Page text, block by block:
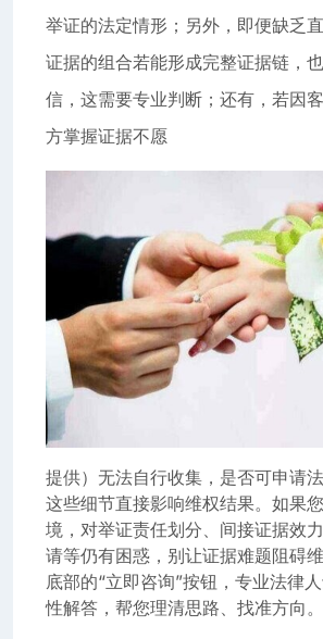
举证的法定情形；另外，即便缺乏
证据的组合若能形成完整证据链，
信，这需要专业判断；还有，若因
方掌握证据不愿
提供）无法自行收集，是否可申请
这些细节直接影响维权结果。如果
境，对举证责任划分、间接证据效
请等仍有困惑，别让证据难题阻碍
底部的“立即咨询”按钮，专业法律
性解答，帮您理清思路、找准方向。